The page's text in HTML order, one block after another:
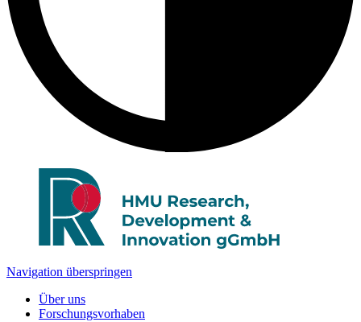
Navigation überspringen
Über uns
Forschungsvorhaben